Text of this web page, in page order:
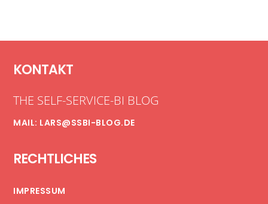
KONTAKT
THE SELF-SERVICE-BI BLOG
MAIL: LARS@SSBI-BLOG.DE
RECHTLICHES
IMPRESSUM